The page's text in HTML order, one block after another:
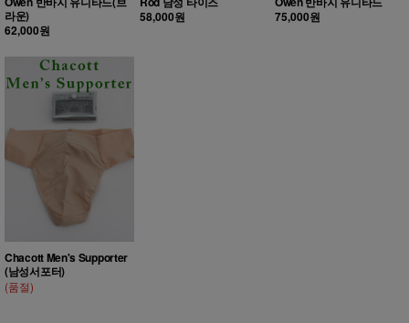
라운)
62,000원
58,000원
75,000원
Chacott Men's Supporter
(남성서포터)
(품절)